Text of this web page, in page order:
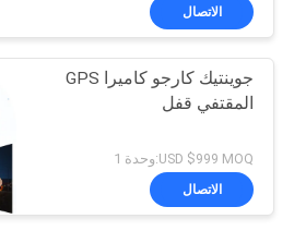
الاتصال
جوينتيك كارجو كاميرا GPS
المقتفي قفل
USD $999 MOQ:وحدة 1
الاتصال